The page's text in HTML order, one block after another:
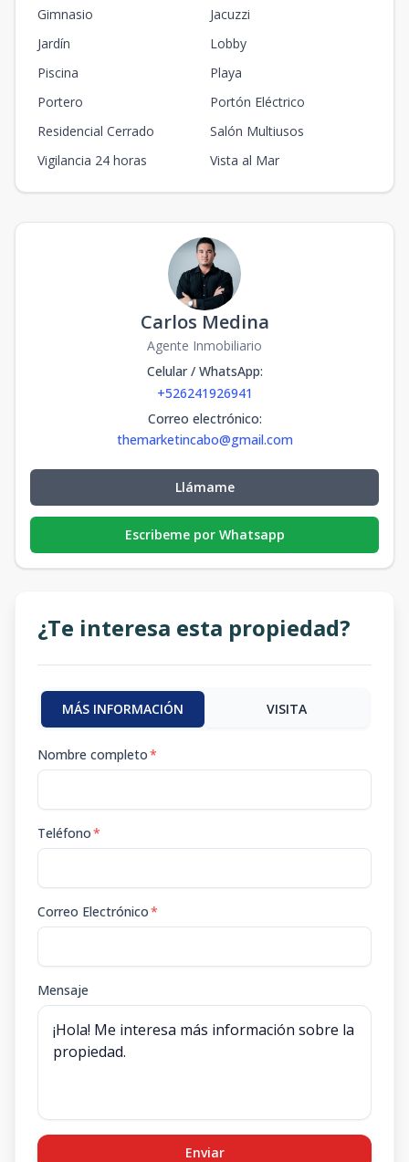
Gimnasio
Jacuzzi
Jardín
Lobby
Piscina
Playa
Portero
Portón Eléctrico
Residencial Cerrado
Salón Multiusos
Vigilancia 24 horas
Vista al Mar
Carlos Medina
Agente Inmobiliario
Celular / WhatsApp:
+526241926941
Correo electrónico:
themarketincabo@gmail.com
Llámame
Escribeme por Whatsapp
¿Te interesa esta propiedad?
MÁS INFORMACIÓN VISITA
Nombre completo*
Teléfono*
Correo Electrónico*
Mensaje
Enviar